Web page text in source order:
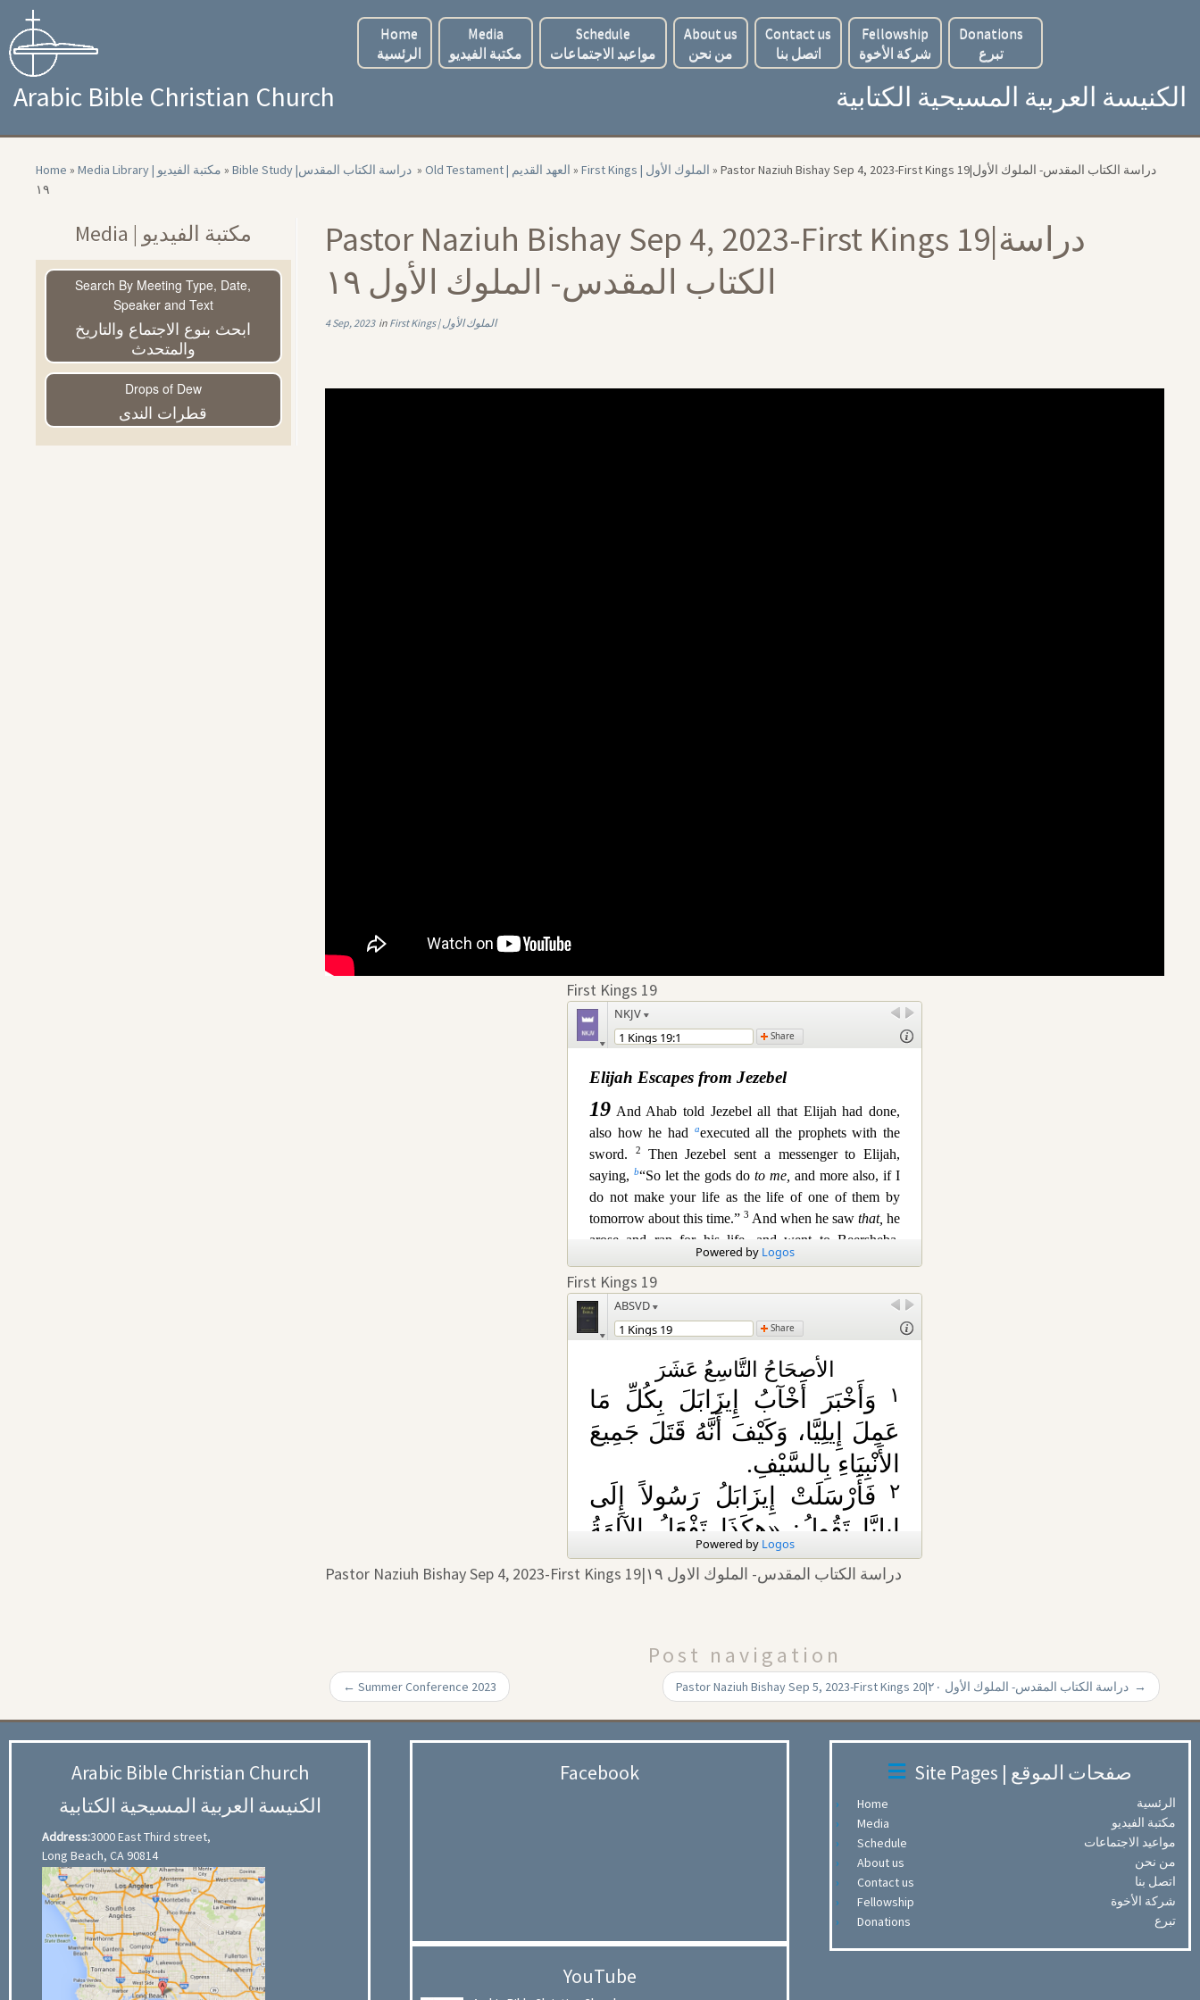
content
Home
الرئسية
Media
مكتبة الفيديو
Schedule
مواعيد الاجتماعات
About us
من نحن
Contact us
اتصل بنا
Fellowship
شركة الأخوة
Donations
تبرع
Arabic Bible Christian Church الكنيسة العربية المسيحية الكتابية
Home » Media Library | مكتبة الفيديو » Bible Study |‏ دراسة الكتاب المقدس » Old Testament | العهد القديم » First Kings | الملوك الأول » Pastor Naziuh Bishay Sep 4, 2023-First Kings 19|‏ دراسة الكتاب المقدس- الملوك الأول
۱۹
Media | مكتبة الفيديو
Search By Meeting Type, Date,
Speaker and Text
ابحث بنوع الاجتماع والتاريخ
والمتحدث
Drops of Dew
قطرات الندى
Pastor Naziuh Bishay Sep 4, 2023-First Kings 19|‏ دراسة
الكتاب المقدس- الملوك الأول ۱۹
4 Sep, 2023in First Kings | الملوك الأول
First Kings 19
First Kings 19
Pastor Naziuh Bishay Sep 4, 2023-First Kings 19|‏ دراسة الكتاب المقدس- الملوك الاول ۱۹
Post navigation
← Summer Conference 2023 →
Arabic Bible Christian Church
الكنيسة العربية المسيحية الكتابية
Address:3000 East Third street,
Long Beach, CA 90814
Facebook
YouTube
Site Pages | صفحات الموقع
Home
الرئسية
Media
مكتبة الفيديو
Schedule
مواعيد الاجتماعات
About us
من نحن
Contact us
اتصل بنا
Fellowship
شركة الأخوة
Donations
تبرع